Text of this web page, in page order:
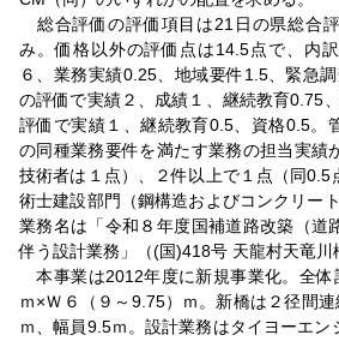
総合評価の評価項目は21日の県総合
み。価格以外の評価点は14.5点で、内
６、業務実績0.25、地域要件1.5、緊急
の評価で実績２、成績１、継続教育0.75
評価で実績１、継続教育0.5、資格0.5。
の同種業務要件を満たす業務の担当実績
技術者は１点）、２件以上で１点（同0.5
術士建設部門（鋼構造およびコンクリー
業務名は「令和８年度国補道路改築（道
伴う設計業務」（(国)418号 天龍村天竜川
本事業は2012年度に新規事業化。全体
ｍ×Ｗ６（９～9.75）ｍ。新橋は２径間
ｍ、幅員9.5ｍ。設計業務はタイヨーエン